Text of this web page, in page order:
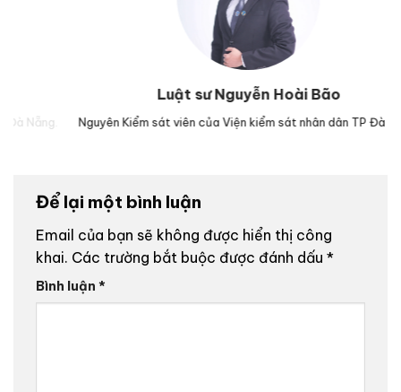
Luật sư Nguyễn Hoài Bão
Nguyên Kiểm sát viên của Viện kiểm sát nhân dân TP Đà Nẵng.
Để lại một bình luận
Email của bạn sẽ không được hiển thị công
khai. Các trường bắt buộc được đánh dấu *
Bình luận *